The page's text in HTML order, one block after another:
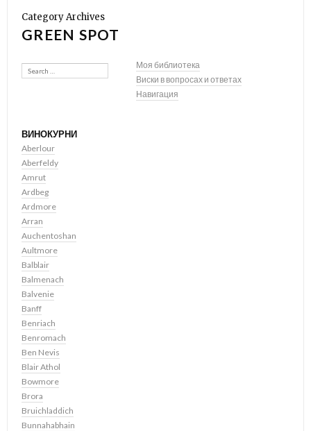
Category Archives
GREEN SPOT
Search
Моя библиотека
Виски в вопросах и ответах
Навигация
ВИНОКУРНИ
Aberlour
Aberfeldy
Amrut
Ardbeg
Ardmore
Arran
Auchentoshan
Aultmore
Balblair
Balmenach
Balvenie
Banff
Benriach
Benromach
Ben Nevis
Blair Athol
Bowmore
Brora
Bruichladdich
Bunnahabhain